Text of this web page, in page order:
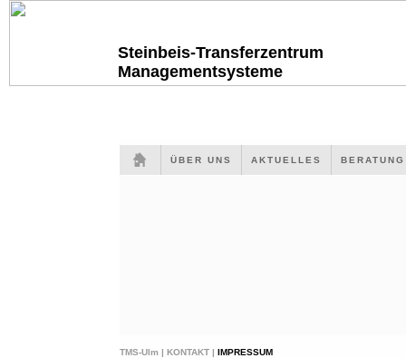
Steinbeis-Transferzentrum
Managementsysteme
ÜBER UNS AKTUELLES
TMS-Ulm | KONTAKT | IMPRESSUM